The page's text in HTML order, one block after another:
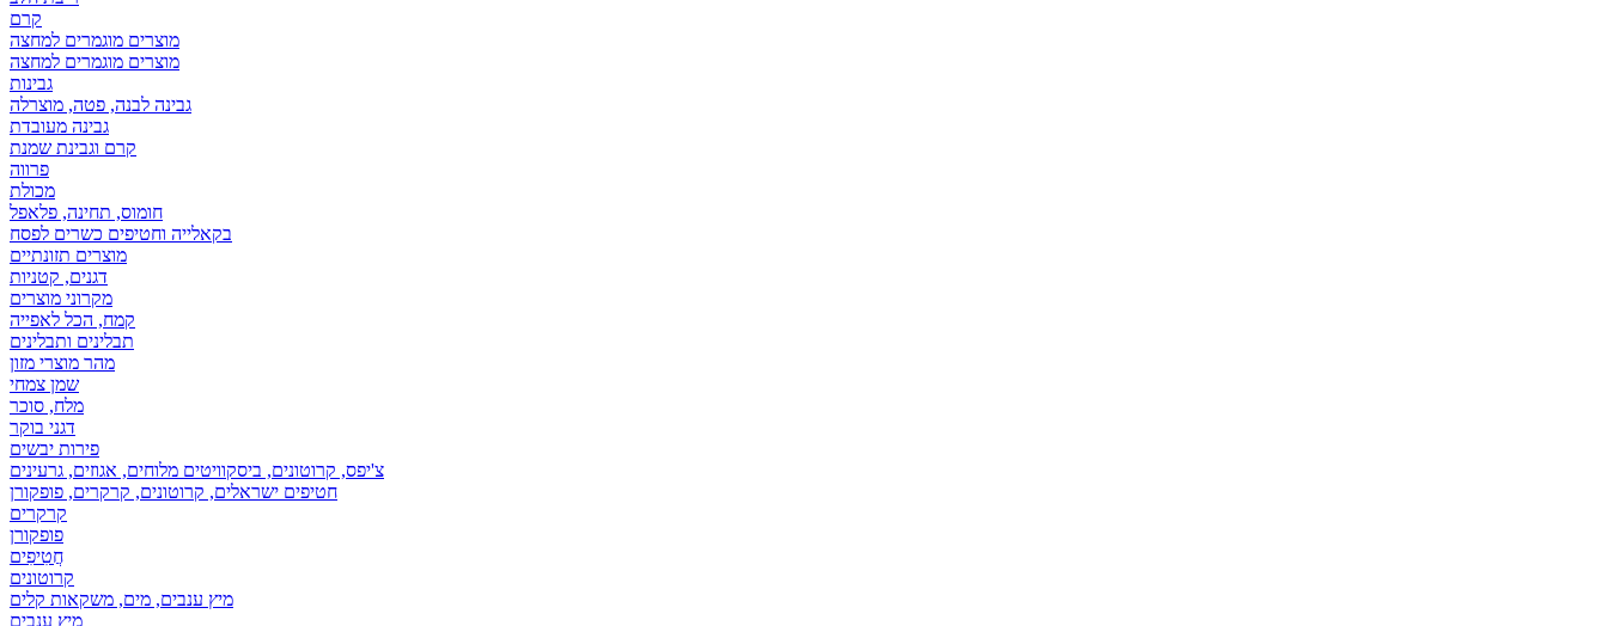
קרם
מוצרים מוגמרים למחצה
מוצרים מוגמרים למחצה
גבינות
גבינה לבנה, פטה, מוצרלה
גבינה מעובדת
קרם וגבינת שמנת
פרווה
מכולת
חומוס, תחינה, פלאפל
בקאלייה וחטיפים כשרים לפסח
מוצרים תזונתיים
דגנים, קטניות
מקרוני מוצרים
קמח, הכל לאפייה
תבלינים ותבלינים
מהר מוצרי מזון
שמן צמחי
מלח, סוכר
דגני בוקר
פירות יבשים
צ'יפס, קרוטונים, ביסקוויטים מלוחים, אגוזים, גרעינים
חטיפים ישראלים, קרוטונים, קרקרים, פופקורן
קרקרים
פופקורן
חֲטִיפִים
קרוטונים
מיץ ענבים, מים, משקאות קלים
מיץ ענבים